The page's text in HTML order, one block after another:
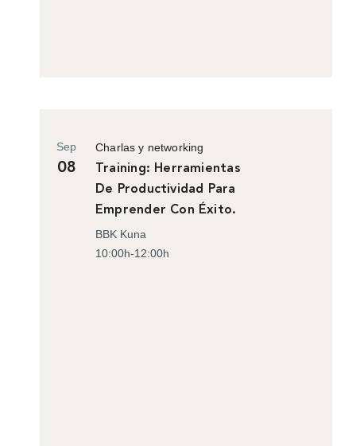
Charlas y networking
Sep
08
Training: Herramientas
De Productividad Para
Emprender Con Éxito.
BBK Kuna
10:00h-12:00h